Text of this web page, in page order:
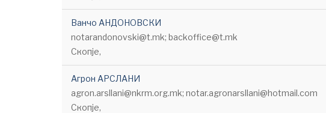
Ванчо АНДОНОВСКИ
notarandonovski@t.mk; backoffice@t.mk
Скопје,
Агрон АРСЛАНИ
agron.arsllani@nkrm.org.mk; notar.agronarsllani@hotmail.com
Скопје,